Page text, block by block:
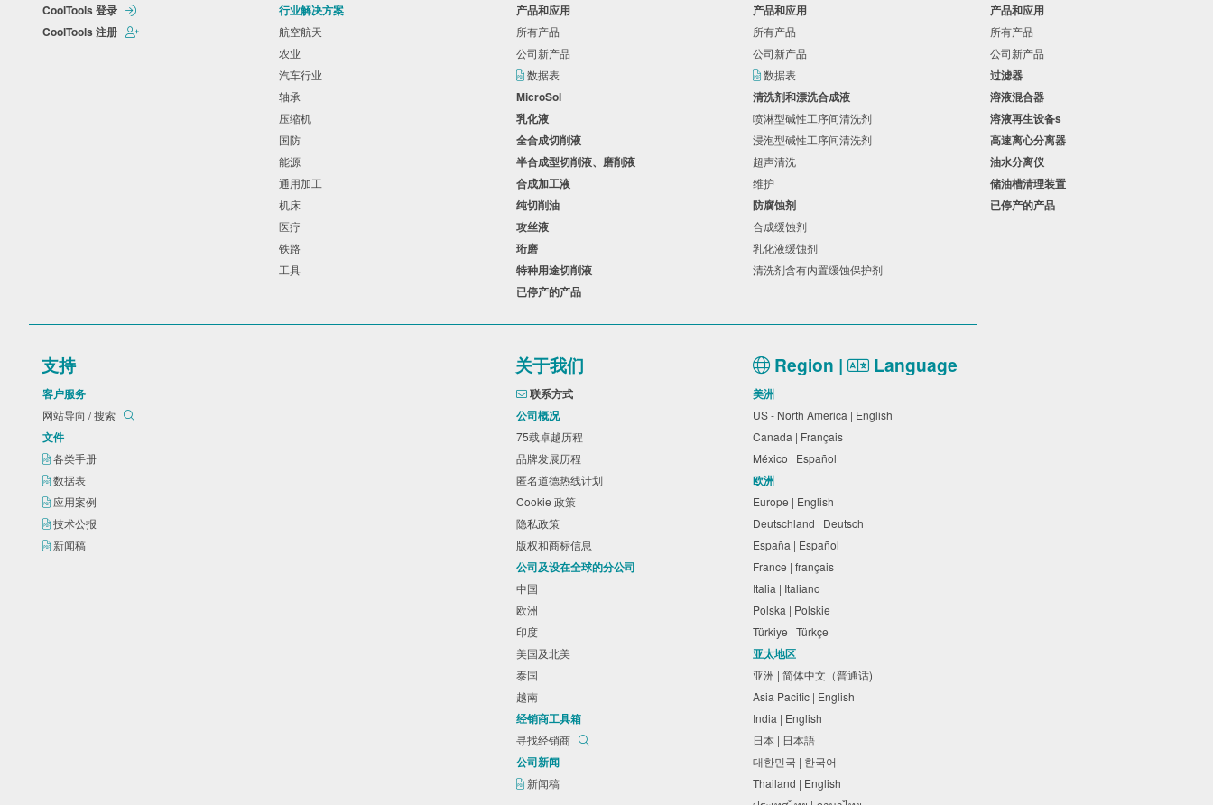
CoolTools 登录
CoolTools 注册
行业解决方案
航空航天
农业
汽车行业
轴承
压缩机
国防
能源
通用加工
机床
医疗
铁路
工具
产品和应用
所有产品
公司新产品
数据表
MicroSol
乳化液
全合成切削液
半合成型切削液、磨削液
合成加工液
纯切削油
攻丝液
珩磨
特种用途切削液
已停产的产品
产品和应用
所有产品
公司新产品
数据表
清洗剂和漂洗合成液
喷淋型碱性工序间清洗剂
浸泡型碱性工序间清洗剂
超声清洗
维护
防腐蚀剂
合成缓蚀剂
乳化液缓蚀剂
清洗剂含有内置缓蚀保护剂
产品和应用
所有产品
公司新产品
过滤器
溶液混合器
溶液再生设备s
高速离心分离器
油水分离仪
储油槽清理装置
已停产的产品
支持
客户服务
网站导向 / 搜索
文件
各类手册
数据表
应用案例
技术公报
新闻稿
关于我们
联系方式
公司概况
75载卓越历程
品牌发展历程
匿名道德热线计划
Cookie 政策
隐私政策
版权和商标信息
公司及设在全球的分公司
中国
欧洲
印度
美国及北美
泰国
越南
经销商工具箱
寻找经销商
公司新闻
新闻稿
Region | Language
美洲
US - North America | English
Canada | Français
México | Español
欧洲
Europe | English
Deutschland | Deutsch
España | Español
France | français
Italia | Italiano
Polska | Polskie
Türkiye | Türkçe
亚太地区
亚洲 | 简体中文（普通话)
Asia Pacific | English
India | English
日本 | 日本語
대한민국 | 한국어
Thailand | English